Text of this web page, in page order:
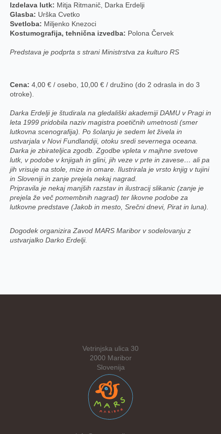
Izdelava lutk: Mitja Ritmanič, Darka Erdelji
Glasba: Urška Cvetko
Svetloba: Miljenko Knezoci
Kostumografija, tehnična izvedba: Polona Červek
Predstava je podprta s strani Ministrstva za kulturo RS
Cena: 4,00 € / osebo, 10,00 € / družino (do 2 odrasla in do 3
otroke).
Darka Erdelji je študirala na gledališki akademiji DAMU v Pragi in
leta 1999 pridobila naziv magistra poetičnih umetnosti (smer
lutkovna scenografija). Po šolanju je sedem let živela in
ustvarjala v Novi Fundlandiji, otoku sredi severnega oceana.
Darka je zbirateljica zgodb. Zgodbe vpleta v majhne svetove
lutk, v podobe v knjigah in glini, jih veze v prte in zavese… ali pa
jih vrisuje na stole, mize in omare. Ilustrirala je vrsto knjig v tujini
in Sloveniji in zanje prejela nekaj nagrad.
Pripravila je nekaj manjših razstav in ilustracij slikanic (zanje je
prejela že več pomembnih nagrad) ter likovne podobe za
lutkovne predstave (Jakob in mesto, Srečni dnevi, Pirat in luna).
Dogodek organizira Zavod MARS Maribor v sodelovanju z
ustvarjalko Darko Erdelji.
Vetrinjska ulica 30
2000 Maribor
Slovenija